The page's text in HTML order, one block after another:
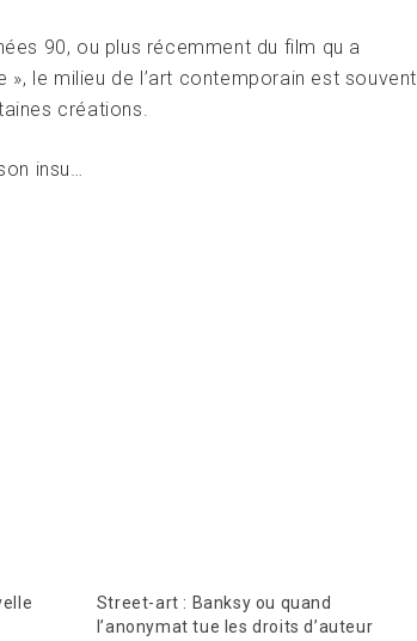
90, ou plus récemment du film qu a
», le milieu de l’art contemporain est souvent
créations.
insu…
Street-art : Banksy ou quand
l’anonymat tue les droits d’auteur